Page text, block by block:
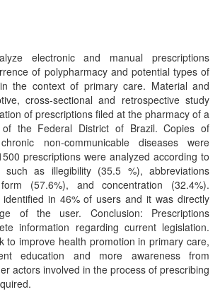
electronic and manual prescriptions
of polypharmacy and potential types of
the context of primary care. Material and
cross-sectional and retrospective study
of prescriptions filed at the pharmacy of a
the Federal District of Brazil. Copies of
non-communicable diseases were
prescriptions were analyzed according to
such as illegibility (35.5 %), abbreviations
(57.6%), and concentration (32.4%).
identified in 46% of users and it was directly
of the user. Conclusion: Prescriptions
information regarding current legislation.
to improve health promotion in primary care,
education and more awareness from
actors involved in the process of prescribing